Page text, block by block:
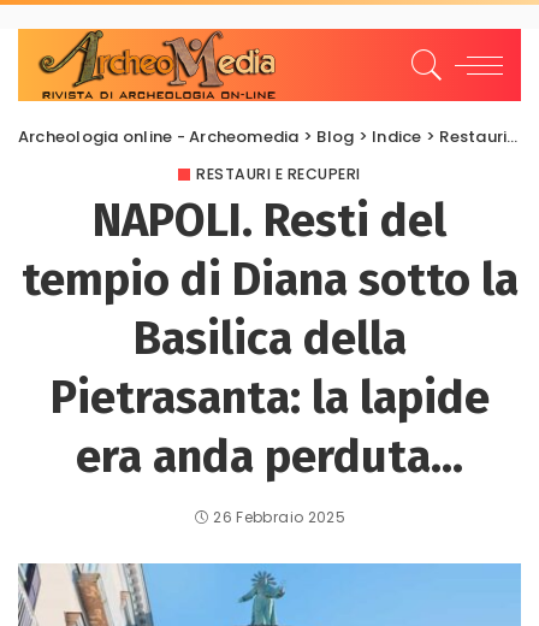
Archeologia online - Archeomedia > Blog > Indice > Restauri e Recuperi
RESTAURI E RECUPERI
NAPOLI. Resti del
tempio di Diana sotto la
Basilica della
Pietrasanta: la lapide
era anda perduta…
26 Febbraio 2025